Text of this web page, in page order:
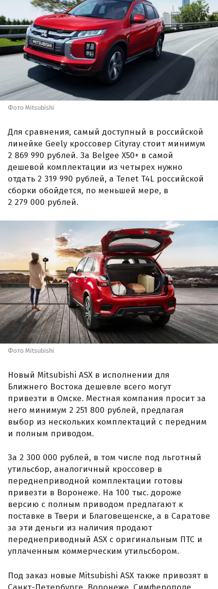
Фото Mitsubishi
Для сравнения, самый доступный в российской
линейке Geely кроссовер Cityray стоит минимум
2 869 990 рублей. За Belgee X50+ в самой
дешевой комплектации из четырех нужно
отдать 2 319 990 рублей, а Tenet T4L российской
сборки обойдется, по меньшей мере, в
2 279 000 рублей.
Фото Mitsubishi
Новый Mitsubishi ASX в исполнении для
Ближнего Востока дешевле всего могут
привезти в Омске. Местная компания просит за
него минимум 2 251 800 рублей, предлагая
выбор из нескольких комплектаций с передним
и полным приводом.
За 2 300 000 рублей, в том числе под льготный
утильсбор, аналогичный кроссовер в
переднеприводной комплектации готовы
привезти в Воронеже. На 100 тыс. дороже
версию с полным приводом предлагают к
поставке в Твери и Благовещенске, а в Саратове
за эти деньги из наличия продают
переднеприводный ASX с оригинальным ПТС и
уплаченным коммерческим утильсбором.
Под заказ новые Mitsubishi ASX также привозят в